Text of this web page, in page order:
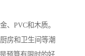
、PVC和木质。
房和卫生间等潮
预算有限时的好